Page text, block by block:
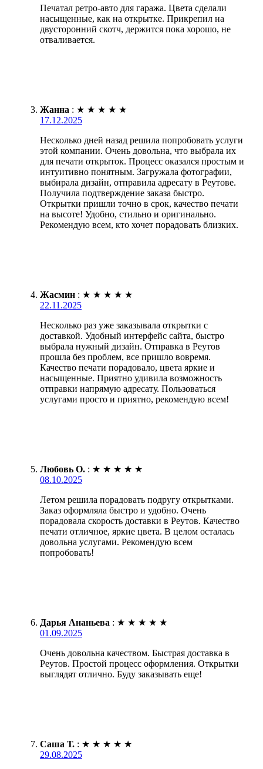
Печатал ретро-авто для гаража. Цвета сделали
насыщенные, как на открытке. Прикрепил на
двусторонний скотч, держится пока хорошо, не
отваливается.
Жанна : ★ ★ ★ ★ ★
17.12.2025
Несколько дней назад решила попробовать услуги
этой компании. Очень довольна, что выбрала их
для печати открыток. Процесс оказался простым и
интуитивно понятным. Загружала фотографии,
выбирала дизайн, отправила адресату в Реутове.
Получила подтверждение заказа быстро.
Открытки пришли точно в срок, качество печати
на высоте! Удобно, стильно и оригинально.
Рекомендую всем, кто хочет порадовать близких.
Жасмин : ★ ★ ★ ★ ★
22.11.2025
Несколько раз уже заказывала открытки с
доставкой. Удобный интерфейс сайта, быстро
выбрала нужный дизайн. Отправка в Реутов
прошла без проблем, все пришло вовремя.
Качество печати порадовало, цвета яркие и
насыщенные. Приятно удивила возможность
отправки напрямую адресату. Пользоваться
услугами просто и приятно, рекомендую всем!
Любовь О. : ★ ★ ★ ★ ★
08.10.2025
Летом решила порадовать подругу открытками.
Заказ оформляла быстро и удобно. Очень
порадовала скорость доставки в Реутов. Качество
печати отличное, яркие цвета. В целом осталась
довольна услугами. Рекомендую всем
попробовать!
Дарья Ананьева : ★ ★ ★ ★ ★
01.09.2025
Очень довольна качеством. Быстрая доставка в
Реутов. Простой процесс оформления. Открытки
выглядят отлично. Буду заказывать еще!
Саша Т. : ★ ★ ★ ★ ★
29.08.2025